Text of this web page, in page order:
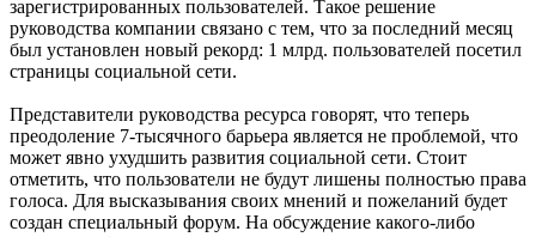
зарегистрированных пользователей. Такое решение
руководства компании связано с тем, что за последний месяц
был установлен новый рекорд: 1 млрд. пользователей посетил
страницы социальной сети.
Представители руководства ресурса говорят, что теперь
преодоление 7-тысячного барьера является не проблемой, что
может явно ухудшить развития социальной сети. Стоит
отметить, что пользователи не будут лишены полностью права
голоса. Для высказывания своих мнений и пожеланий будет
создан специальный форум. На обсуждение какого-либо